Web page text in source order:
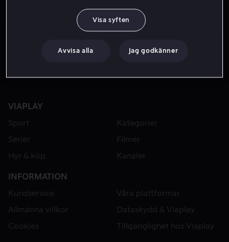
VIAPLAY
Sport
Kategorier
Serier
Filmer
Hyr & köp
Kanaler
INFORMATION
Kundservice
Våra plattformar
Allmänna villkor
Dataskydd & Viaplay
Cookies
Tillgänglighet hos Viaplay
Visa syften
Avvisa alla Jag godkänner